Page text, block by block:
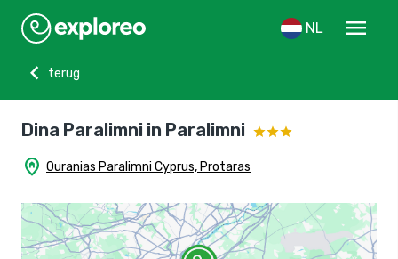
NL
menu
chevron_left
terug
Dina Paralimni in Paralimni
home_pin Ouranias Paralimni Cyprus, Protaras